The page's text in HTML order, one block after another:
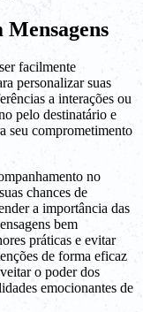
facilmente
personalizar suas
a interações ou
pelo destinatário e
seu comprometimento
no
chances de
a importância das
bem
práticas e evitar
de forma eficaz
o poder dos
emocionantes de